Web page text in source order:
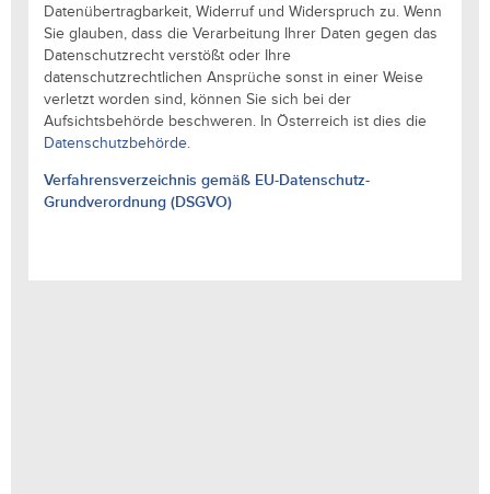
Datenübertragbarkeit, Widerruf und Widerspruch zu. Wenn
Sie glauben, dass die Verarbeitung Ihrer Daten gegen das
Datenschutzrecht verstößt oder Ihre
datenschutzrechtlichen Ansprüche sonst in einer Weise
verletzt worden sind, können Sie sich bei der
Aufsichtsbehörde beschweren. In Österreich ist dies die
Datenschutzbehörde.
Verfahrensverzeichnis gemäß EU-Datenschutz-
Grundverordnung (DSGVO)